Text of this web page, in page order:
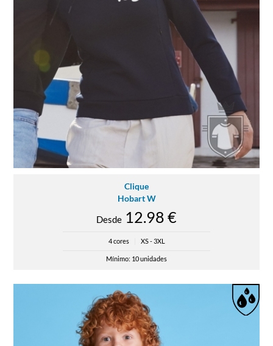
Clique
Hobart W
Desde 12.98 €
4 cores XS - 3XL
Mínimo: 10 unidades